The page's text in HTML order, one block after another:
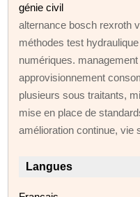
génie civil
alternance bosch rexroth
méthodes test
numériques.
approvisionnement
plusieurs sous traitants,
mise en place de
amélioration continue, vie
Langues